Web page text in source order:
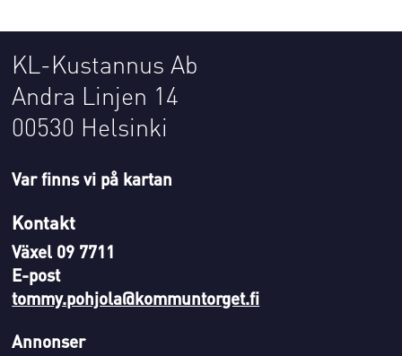
KL-Kustannus Ab
Andra Linjen 14
00530 Helsinki
Var finns vi på kartan
Kontakt
Växel 09 7711
E-post
tommy.pohjola@kommuntorget.fi
Annonser